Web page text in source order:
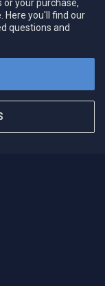
or your purchase,
Here you'll find our
questions and